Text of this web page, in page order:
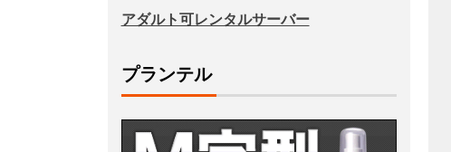
アダルト可レンタルサーバー
プランテル